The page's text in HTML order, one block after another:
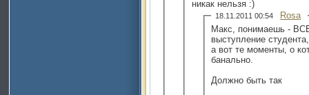
никак нельзя :)
18.11.2011 00:54
Rosa
Макс, понимаешь -
выступление
а вот те моменты, о
банально.
Должно быть так